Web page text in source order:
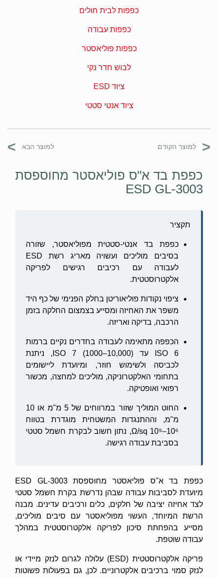
כפפות לבית חולים
כפפות עבודה
כפפות פוליאסטר
לבוש חדר נקי
ציוד ESD
ציוד אנטי סטטי
< למוצר הקודם למוצר הבא >
כפפת בד א"ס פוליאסטר מחוספסת
ESD GL-3003
תקציר
כפפת בד אנטי-סטטית מפוליאסטר, שזורה
בסיבים מוליכים ועשויה מאריג רשת ESD
לעבודה עם רכיבים רגישים לפריקה
אלקטרוסטטית.
ציפוי נקודות פוליאוריטן בחלק הפנימי של כף היד
משפר את האחיזה ומסייע בצמצום החלקה בזמן
הרכבה, בדיקה ואריזה.
הכפפה מתאימה לעבודה בחדרים נקיים ברמות
ISO 6 עד ISO 7 (1000–10,000), ניתנת
לכביסה ולשימוש חוזר, ומיועדת ליישומים
בתחומי האלקטרוניקה, מוליכים למחצה, מכשור
רפואי ואופטיקה.
החוט המוליך שזור במרווחים של 5 מ"מ או 10
מ"מ, וההתנגדות המשטחית מוגדרת בטווח
10⁶–10⁹ Ω/sq, נתון חשוב לבקרת חשמל סטטי
בסביבת עבודה רגישה.
כפפת בד א"ס פוליאסטר מחוספסת ESD GL-3003
מיועדת לסביבות עבודה שבהן נדרשת בקרת חשמל סטטי
לצד אחיזה יציבה של חלקים, כלים ורכיבים עדינים. מבנה
הרשת המיוחד, העשוי מפוליאסטר עם סיבים מוליכים,
מסייע בהפחתת סיכון לפריקה אלקטרוסטטית במהלך
עבודה שוטפת.
פריקה אלקטרוסטטית (ESD) עלולה לגרום לנזק מיידי או
לנזק סמוי ברכיבים אלקטרוניים. לכן, גם בפעולות פשוטות